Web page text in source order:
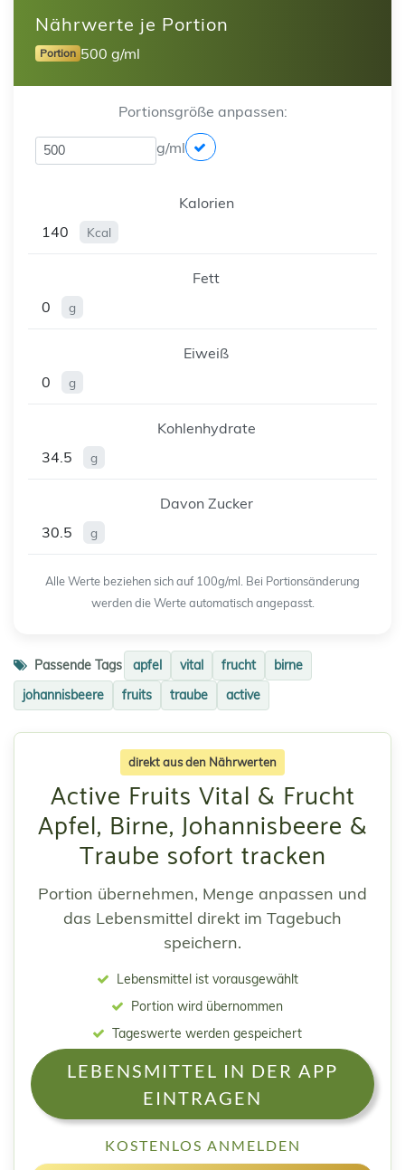
Nährwerte je Portion
Portion 500 g/ml
Portionsgröße anpassen:
g/ml
Kalorien
140
Kcal
Fett
0
g
Eiweiß
0
g
Kohlenhydrate
34.5
g
Davon Zucker
30.5
g
Alle Werte beziehen sich auf 100g/ml. Bei Portionsänderung
werden die Werte automatisch angepasst.
Passende Tags apfel vital frucht
birne
johannisbeere
fruits traube active
direkt aus den Nährwerten
Active Fruits Vital & Frucht
Apfel, Birne, Johannisbeere &
Traube sofort tracken
Portion übernehmen, Menge anpassen und
das Lebensmittel direkt im Tagebuch
speichern.
Lebensmittel ist vorausgewählt
Portion wird übernommen
Tageswerte werden gespeichert
LEBENSMITTEL IN DER APP
EINTRAGEN
KOSTENLOS ANMELDEN